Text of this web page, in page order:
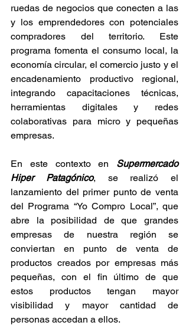
ruedas de negocios que conecten a las
y los emprendedores con potenciales
compradores del territorio. Este
programa fomenta el consumo local, la
economía circular, el comercio justo y el
encadenamiento productivo regional,
integrando capacitaciones técnicas,
herramientas digitales y redes
colaborativas para micro y pequeñas
empresas.
En este contexto en Supermercado
Hiper Patagónico, se realizó el
lanzamiento del primer punto de venta
del Programa “Yo Compro Local”, que
abre la posibilidad de que grandes
empresas de nuestra región se
conviertan en punto de venta de
productos creados por empresas más
pequeñas, con el fin último de que
estos productos tengan mayor
visibilidad y mayor cantidad de
personas accedan a ellos.